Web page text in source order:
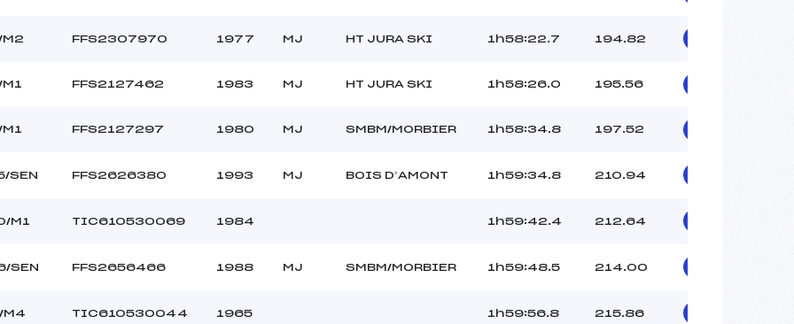
M2 FFS2307970 1977 MJ HT JURA SKI 1h58:22.7 194.82
FFS2127462 1983 MJ HT JURA SKI 1h58:26.0 195.56
FFS2127297 1980 MJ SMBM/MORBIER 1h58:34.8 197.52
SEN FFS2626380 1993 MJ BOIS D’AMONT 1h59:34.8 210.94
M1 TIC610530069 1984 1h59:42.4 212.64
SEN FFS2656466 1988 MJ SMBM/MORBIER 1h59:48.5 214.00
M4 TIC610530044 1965 1h59:56.8 215.86